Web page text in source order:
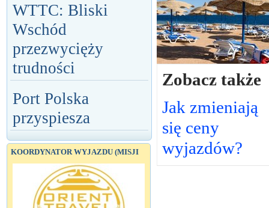
WTTC: Bliski
Wschód
przezwycięży
trudności
Port Polska
przyspiesza
KOORDYNATOR WYJAZDU (MISJI
Zobacz także
Jak zmieniają
się ceny
wyjazdów?